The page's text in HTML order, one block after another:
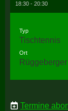
18:30 - 20:30
Typ
Tischtennis
Ort
Termine